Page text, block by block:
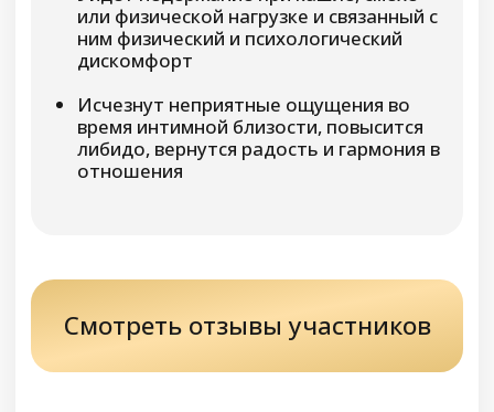
39.800 руб.
18.900 руб.
15.900 руб.
Только до 8 марта Вы можете купить эту
программу со скидкой 53%
Скидка 53% -20.900 руб.